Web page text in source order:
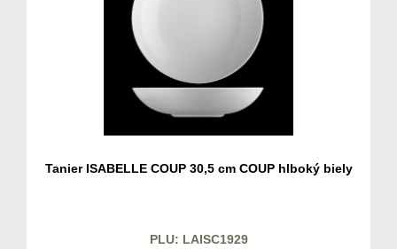
Tanier ISABELLE COUP 30,5 cm COUP hlboký biely
PLU: LAISC1929